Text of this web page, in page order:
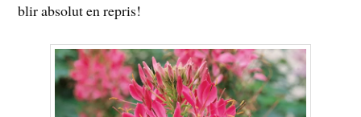
blir absolut en repris!